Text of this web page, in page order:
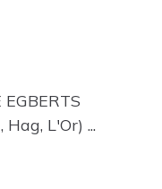
EGBERTS
L'Or) ...